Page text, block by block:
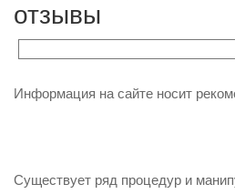
отзывы
Информация на сайте носит
Существует ряд процедур и